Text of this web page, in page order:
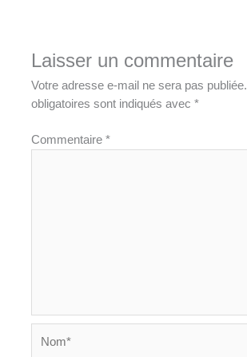
Laisser un commentaire
Votre adresse e-mail ne sera pas publiée.
obligatoires sont indiqués avec*
Commentaire*